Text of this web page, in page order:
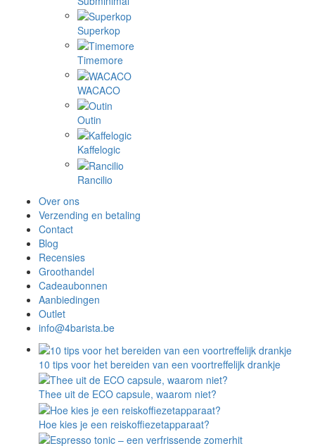
Superkop
Timemore
WACACO
Outin
Kaffelogic
Rancilio
Over ons
Verzending en betaling
Contact
Blog
Recensies
Groothandel
Cadeaubonnen
Aanbiedingen
Outlet
info@4barista.be
10 tips voor het bereiden van een voortreffelijk drankje
Thee uit de ECO capsule, waarom niet?
Hoe kies je een reiskoffiezetapparaat?